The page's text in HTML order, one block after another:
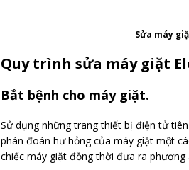
Sửa máy
Quy trình sửa máy giặt
Bắt bệnh cho máy giặt.
Sử dụng những trang thiết bị điện tử
phán đoán hư hỏng của máy giặt một
chiếc máy giặt đồng thời đưa ra